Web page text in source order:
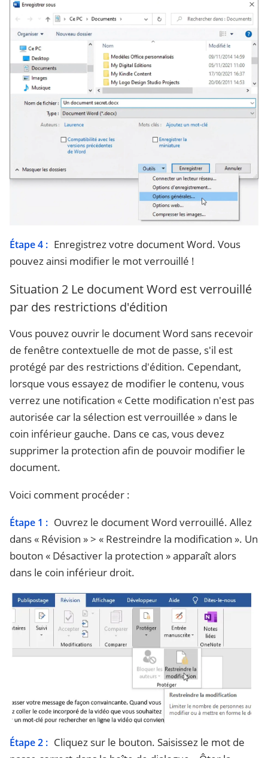
Étape 4 : Enregistrez votre document Word. Vous
pouvez ainsi modifier le mot verrouillé !
Situation 2 Le document Word est verrouillé
par des restrictions d'édition
Vous pouvez ouvrir le document Word sans recevoir
de fenêtre contextuelle de mot de passe, s'il est
protégé par des restrictions d'édition. Cependant,
lorsque vous essayez de modifier le contenu, vous
verrez une notification « Cette modification n'est pas
autorisée car la sélection est verrouillée » dans le
coin inférieur gauche. Dans ce cas, vous devez
supprimer la protection afin de pouvoir modifier le
document.
Voici comment procéder :
Étape 1 : Ouvrez le document Word verrouillé. Allez
dans « Révision » > « Restreindre la modification ». Un
bouton « Désactiver la protection » apparaît alors
dans le coin inférieur droit.
Étape 2 : Cliquez sur le bouton. Saisissez le mot de